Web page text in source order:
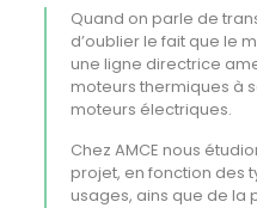
Quand on parle de
d’oublier le fait que le
une ligne directrice
moteurs thermiques à
moteurs électriques.
Chez AMCE nous
projet, en fonction des
usages, ains que de la